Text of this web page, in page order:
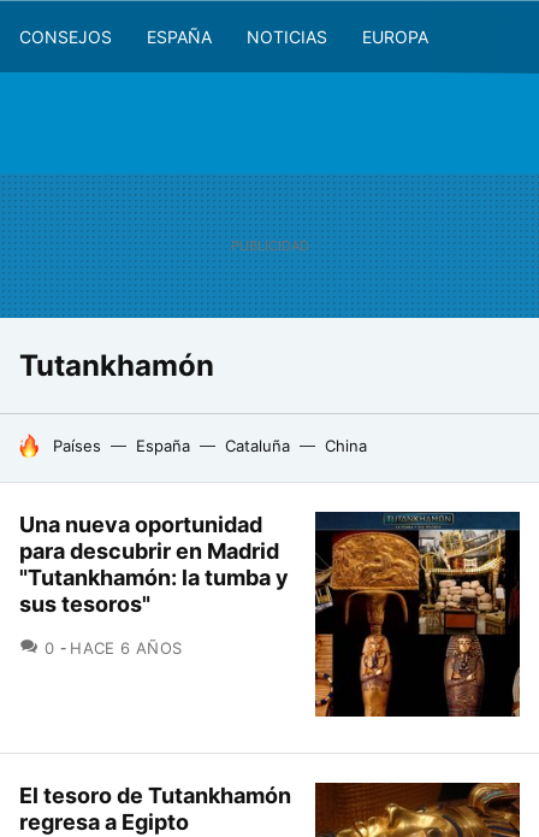
CONSEJOS ESPAÑA NOTICIAS EUROPA
Tutankhamón
HOY SE HABLA DE
Países España Cataluña China
Una nueva oportunidad
para descubrir en Madrid
"Tutankhamón: la tumba y
sus tesoros"
0 COMENTARIOS
HACE 6 AÑOS
El tesoro de Tutankhamón
regresa a Egipto